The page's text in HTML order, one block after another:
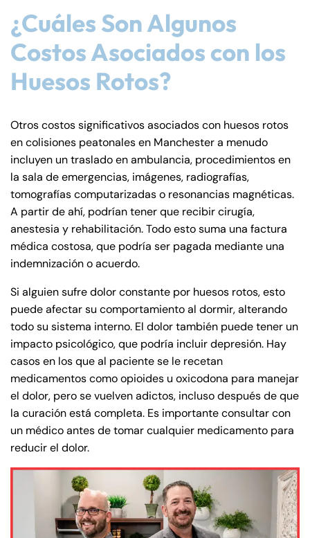
¿Cuáles Son Algunos
Costos Asociados con los
Huesos Rotos?
Otros costos significativos asociados con huesos rotos
en colisiones peatonales en Manchester a menudo
incluyen un traslado en ambulancia, procedimientos en
la sala de emergencias, imágenes, radiografías,
tomografías computarizadas o resonancias magnéticas.
A partir de ahí, podrían tener que recibir cirugía,
anestesia y rehabilitación. Todo esto suma una factura
médica costosa, que podría ser pagada mediante una
indemnización o acuerdo.
Si alguien sufre dolor constante por huesos rotos, esto
puede afectar su comportamiento al dormir, alterando
todo su sistema interno. El dolor también puede tener un
impacto psicológico, que podría incluir depresión. Hay
casos en los que al paciente se le recetan
medicamentos como opioides u oxicodona para manejar
el dolor, pero se vuelven adictos, incluso después de que
la curación está completa. Es importante consultar con
un médico antes de tomar cualquier medicamento para
reducir el dolor.
Farmington - Hours
24/7
Monday
8:30 AM – 5:00
PM
Tuesday
8:30 AM – 5:00
PM
Wednesday
8:30 AM – 5:00
PM
PM
Friday
8:30 AM – 5:00
PM
Saturday
Closed
Sunday
Closed
Enfield - Hours
24/7
Monday
8:30 AM – 5:00
PM
Tuesday
8:30 AM – 5:00
PM
Wednesday
8:30 AM – 5:00
PM
PM
Friday
8:30 AM – 5:00
PM
Saturday
Closed
Sunday
Closed